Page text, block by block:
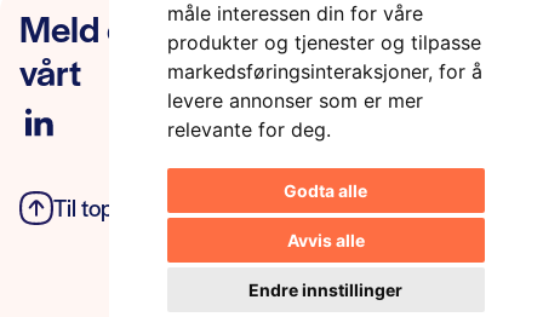
måle interessen din for våre
produkter og tjenester og tilpasse
markedsføringsinteraksjoner, for å
levere annonser som er mer
relevante for deg.
Godta alle
Avvis alle
Endre innstillinger
Meld deg på nyhetsbrevet
vårt
Til toppen Personvern